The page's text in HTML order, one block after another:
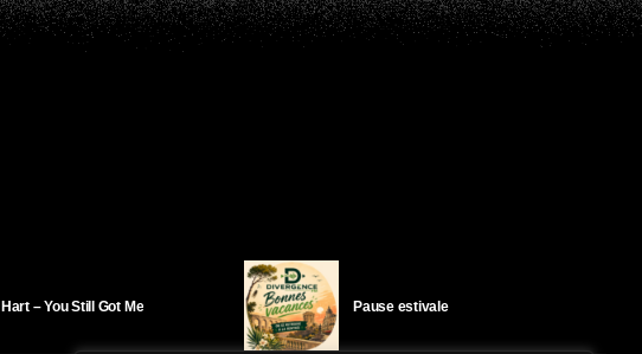
– You Still Got Me Pause estivale